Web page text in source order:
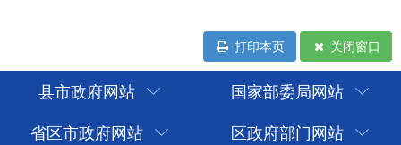
打印本页 关闭窗口
县市政府网站
国家部委局网站
省区市政府网站
区政府部门网站